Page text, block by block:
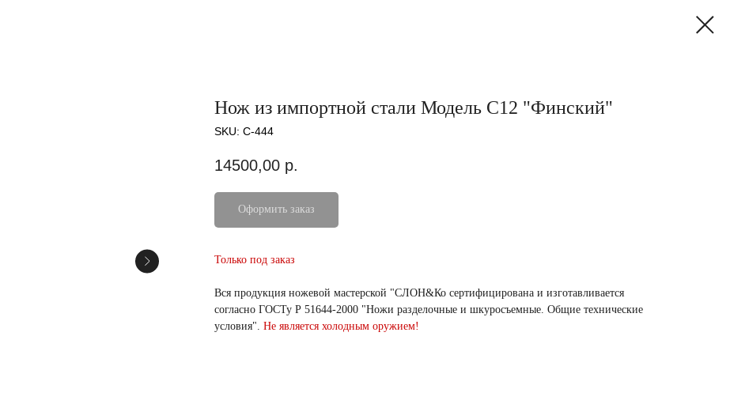
Нож из импортной стали Модель С12 "Финский"
SKU: C-444
14500,00 р.
Оформить заказ
Только под заказ
Вся продукция ножевой мастерской "СЛОН&Ко сертифицирована и изготавливается
согласно ГОСТу Р 51644-2000 "Ножи разделочные и шкуросъемные. Общие технические
условия". Не является холодным оружием!